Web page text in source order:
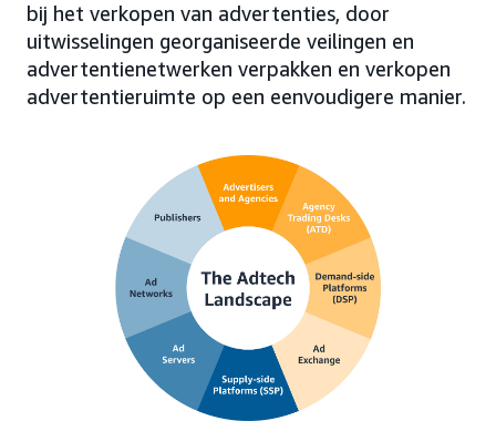
bij het verkopen van advertenties, door
uitwisselingen georganiseerde veilingen en
advertentienetwerken verpakken en verkopen
advertentieruimte op een eenvoudigere manier.